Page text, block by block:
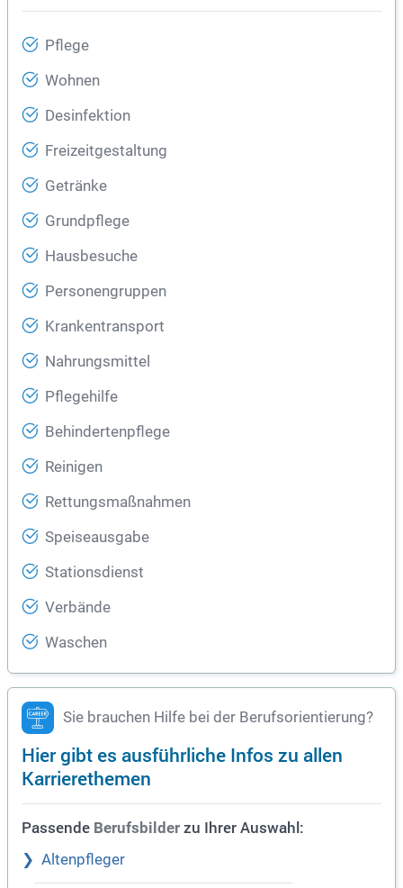
Pflege
Wohnen
Desinfektion
Freizeitgestaltung
Getränke
Grundpflege
Hausbesuche
Personengruppen
Krankentransport
Nahrungsmittel
Pflegehilfe
Behindertenpflege
Reinigen
Rettungsmaßnahmen
Speiseausgabe
Stationsdienst
Verbände
Waschen
Sie brauchen Hilfe bei der Berufsorientierung?
Hier gibt es ausführliche Infos zu allen
Karrierethemen
Passende Berufsbilder zu Ihrer Auswahl:
Altenpfleger